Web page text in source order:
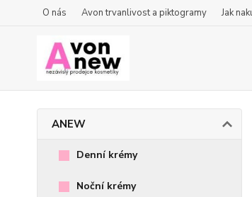
O nás Avon trvanlivost a piktogramy Jak
ANEW
Denní krémy
Noční krémy